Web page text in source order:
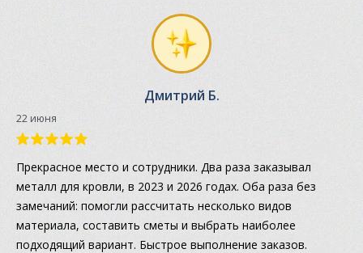
Дмитрий Б.
22 июня
Прекрасное место и сотрудники. Два раза заказывал
металл для кровли, в 2023 и 2026 годах. Оба раза без
замечаний: помогли рассчитать несколько видов
материала, составить сметы и выбрать наиболее
подходящий вариант. Быстрое выполнение заказов.